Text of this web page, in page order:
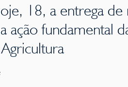
18, a entrega de
ação fundamental